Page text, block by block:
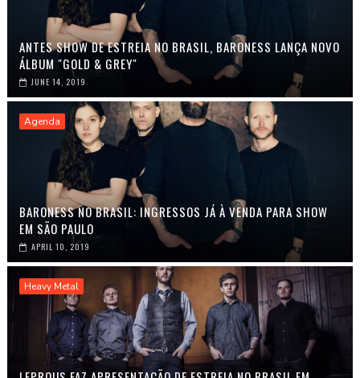
ANTES SHOW DE ESTREIA NO BRASIL, BARONESS LANÇA NOVO
ÁLBUM "GOLD & GREY"
JUNE 14, 2019
Agenda
BARONESS NO BRASIL: INGRESSOS JÁ À VENDA PARA SHOW
EM SÃO PAULO
APRIL 10, 2019
Heavy Metal